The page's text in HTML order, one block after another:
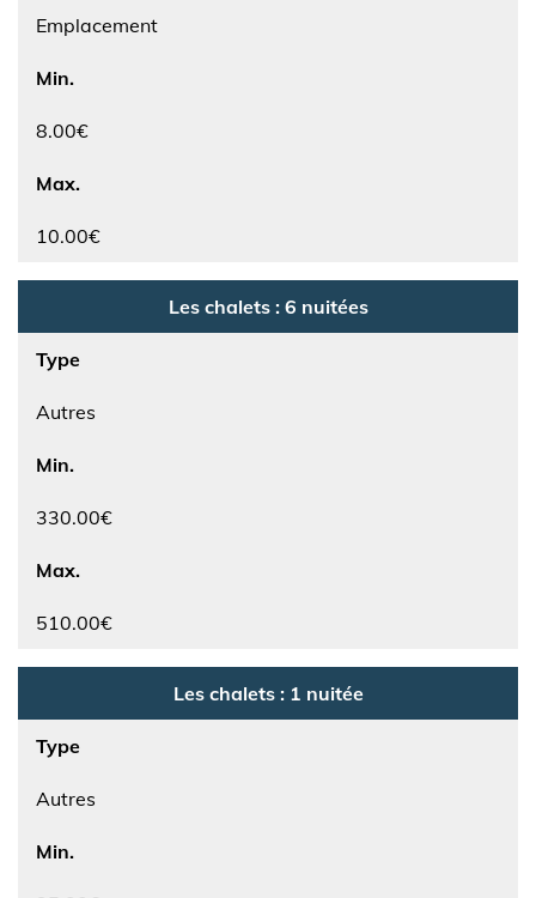
Emplacement
Min.
8.00€
Max.
10.00€
Les chalets : 6 nuitées
Type
Autres
Min.
330.00€
Max.
510.00€
Les chalets : 1 nuitée
Type
Autres
Min.